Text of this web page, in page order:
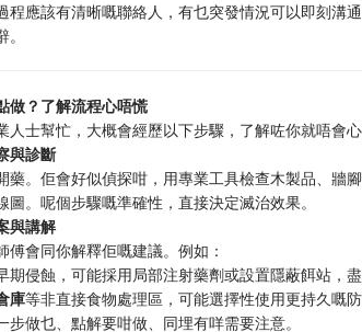
程應該有清晰嘅聯絡人，有乜突發情況可以即刻溝
做？了解流程心唔慌
人士幫忙，大概會經歷以下步驟，了解咗你就唔會心
與診斷
藥。佢會好似偵探咁，用專業工具檢查木製品、牆
圖。呢個步驟嘅準確性，直接決定滅治效果。
與講解
傅會同你解釋佢嘅建議。例如：
期侵蝕，可能採用局部注射藥劑或設置隱蔽餌站，盡
庫等非直接食物處理區，可能選擇性使用更持久嘅防
步做乜、點解要咁做、同埋有咩需要注意。